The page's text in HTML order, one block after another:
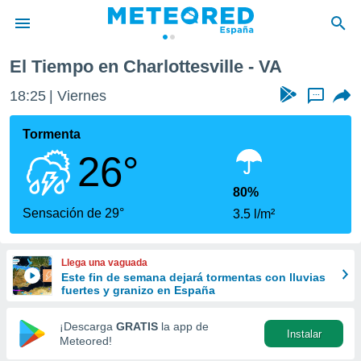
de
por
se
calidad.
a este
las
y
forma
digital
basada
El Tiempo en Charlottesville - VA
18:25 Viernes ...
Tormenta
26°
Sensación de 29°
80%
3.5 l/m²
Llega una vaguada
Este fin de semana dejará tormentas con lluvias
fuertes y granizo en España
¡Descarga GRATIS la app de
Meteored!
Instalar